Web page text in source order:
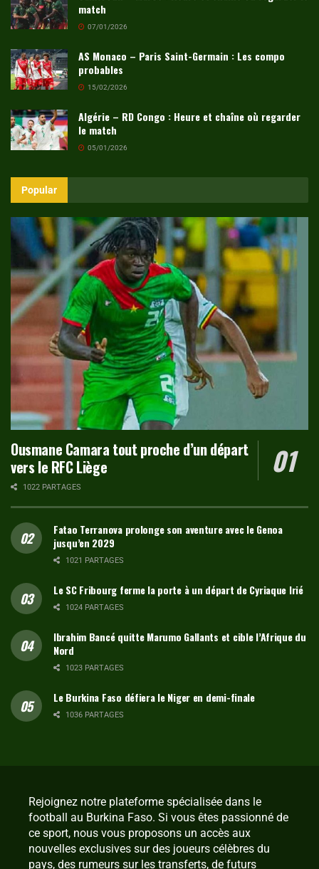
match
07/01/2026
AS Monaco – Paris Saint-Germain : Les compo
probables
15/02/2026
Algérie – RD Congo : Heure et chaîne où regarder
le match
05/01/2026
Popular
Ousmane Camara tout proche d’un départ
vers le RFC Liège
1022 PARTAGES
Fatao Terranova prolonge son aventure avec le Genoa
jusqu’en 2029
1021 PARTAGES
Le SC Fribourg ferme la porte à un départ de Cyriaque Irié
1024 PARTAGES
Ibrahim Bancé quitte Marumo Gallants et cible l’Afrique du
Nord
1023 PARTAGES
Le Burkina Faso défiera le Niger en demi-finale
1036 PARTAGES
Rejoignez notre plateforme spécialisée dans le
football au Burkina Faso. Si vous êtes passionné de
ce sport, nous vous proposons un accès aux
nouvelles exclusives sur des joueurs célèbres du
pays, des rumeurs sur les transferts, de futurs